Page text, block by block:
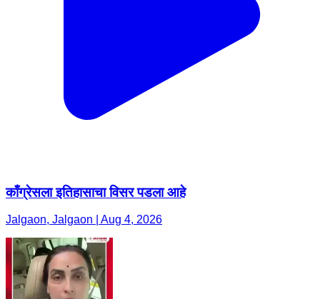
काँग्रेसला इतिहासाचा विसर पडला आहे
Jalgaon, Jalgaon | Aug 4, 2026